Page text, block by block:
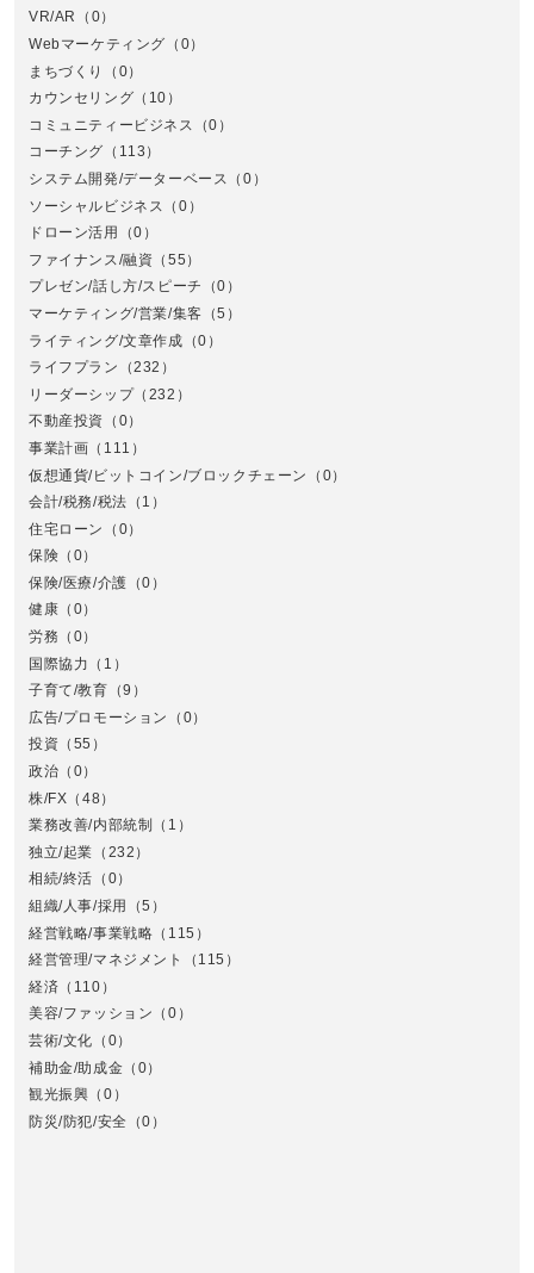
VR/AR
（0）
Webマーケティング （0）
まちづくり
（0）
カウンセリング （10）
コミュニティービジネス
（0）
コーチング （113）
システム開発/データーベース （0）
ソーシャルビジネス
（0）
ドローン活用
（0）
ファイナンス/融資 （55）
プレゼン/話し方/スピーチ
（0）
マーケティング/営業/集客 （5）
ライティング/文章作成 （0）
ライフプラン
（232）
リーダーシップ（232）
不動産投資 （0）
事業計画 （111）
仮想通貨/ビットコイン/ブロックチェーン
（0）
会計/税務/税法 （1）
住宅ローン
（0）
保険 （0）
保険/医療/介護 （0）
健康 （0）
労務 （0）
国際協力 （1）
子育て/教育 （9）
広告/プロモーション
（0）
投資 （55）
政治 （0）
株/FX （48）
業務改善/内部統制
（1）
独立/起業 （232）
相続/終活 （0）
組織/人事/採用
（5）
経営戦略/事業戦略 （115）
経営管理/マネジメント
（115）
経済 （110）
美容/ファッション （0）
芸術/文化 （0）
補助金/助成金 （0）
観光振興 （0）
防災/防犯/安全
（0）